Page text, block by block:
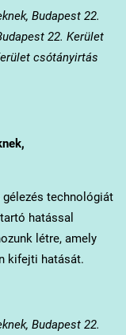
Budapest 22.
22. Kerület
csótányirtás
technológiát
hatással
létre, amely
kifejti hatását.
Budapest 22.